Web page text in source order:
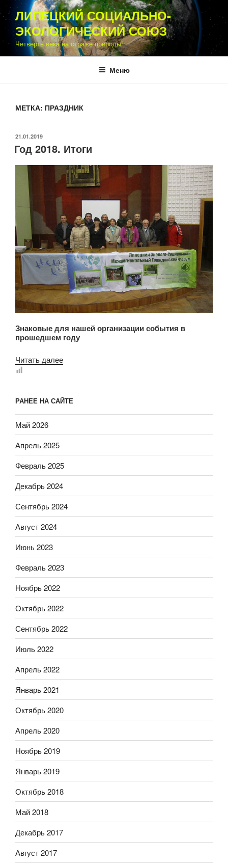
Перейти
содержимому
ЛИПЕЦКИЙ СОЦИАЛЬНО-
ЭКОЛОГИЧЕСКИЙ СОЮЗ
Четверть века на страже природы!
Меню
МЕТКА: ПРАЗДНИК
ОПУБЛИКОВАНО
21.01.2019
Год 2018. Итоги
Знаковые для нашей организации события в
прошедшем году
Читать далее«Год
РАНЕЕ НА САЙТЕ
Май 2026
Апрель 2025
Февраль 2025
Декабрь 2024
Сентябрь 2024
Август 2024
Июнь 2023
Февраль 2023
Ноябрь 2022
Октябрь 2022
Сентябрь 2022
Июль 2022
Апрель 2022
Январь 2021
Октябрь 2020
Апрель 2020
Ноябрь 2019
Январь 2019
Октябрь 2018
Май 2018
Декабрь 2017
Август 2017